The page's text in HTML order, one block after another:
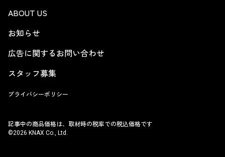
ABOUT US
お知らせ
広告に関するお問い合わせ
スタッフ募集
プライバシーポリシー
©2026 KNAX Co., Ltd.
記事中の商品価格は、取材時の税率での税込価格です